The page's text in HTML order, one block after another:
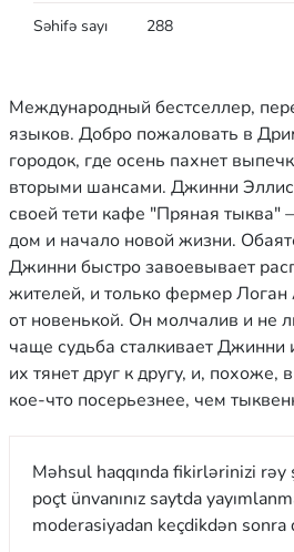
Səhifə sayı 288
Международный бестселлер,
языков. Добро пожаловать в
городок, где осень пахнет
вторыми шансами. Джинни Эллис
своей тети кафе "Пряная
дом и начало новой жизни.
Джинни быстро завоевывает
жителей, и только фермер Логан
от новенькой. Он молчалив и не
чаще судьба сталкивает Джинни
их тянет друг к другу, и, похоже,
кое-что посерьезнее, чем
Məhsul haqqında fikirlərinizi rəy
poçt ünvanınız saytda
moderasiyadan keçdikdən sonra